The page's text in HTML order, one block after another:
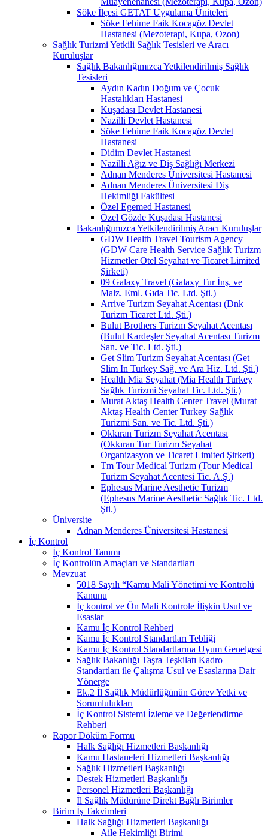
Söke İlçesi GETAT Uygulama Üniteleri
Söke Fehime Faik Kocagöz Devlet
Hastanesi (Mezoterapi, Kupa, Ozon)
Sağlık Turizmi Yetkili Sağlık Tesisleri ve Aracı
Kuruluşlar
Sağlık Bakanlığımızca Yetkilendirilmiş Sağlık
Tesisleri
Aydın Kadın Doğum ve Çocuk
Hastalıkları Hastanesi
Kuşadası Devlet Hastanesi
Nazilli Devlet Hastanesi
Söke Fehime Faik Kocagöz Devlet
Hastanesi
Didim Devlet Hastanesi
Nazilli Ağız ve Diş Sağlığı Merkezi
Adnan Menderes Üniversitesi Hastanesi
Adnan Menderes Üniversitesi Diş
Hekimliği Fakültesi
Özel Egemed Hastanesi
Özel Gözde Kuşadası Hastanesi
Bakanlığımızca Yetkilendirilmiş Aracı Kuruluşlar
GDW Health Travel Tourism Agency
(GDW Care Health Service Sağlık Turizm
Hizmetler Otel Seyahat ve Ticaret Limited
Şirketi)
09 Galaxy Travel (Galaxy Tur İnş. ve
Malz. Eml. Gıda Tic. Ltd. Şti.)
Arrive Turizm Seyahat Acentası (Dnk
Turizm Ticaret Ltd. Şti.)
Bulut Brothers Turizm Seyahat Acentası
(Bulut Kardeşler Seyahat Acentası Turizm
San. ve Tic. Ltd. Şti.)
Get Slim Turizm Seyahat Acentası (Get
Slim In Turkey Sağ. ve Ara Hiz. Ltd. Şti.)
Health Mia Seyahat (Mia Health Turkey
Sağlık Turizmi Seyahat Tic. Ltd. Şti.)
Murat Aktaş Health Center Travel (Murat
Aktaş Health Center Turkey Sağlık
Turizmi San. ve Tic. Ltd. Şti.)
Okkıran Turizm Seyahat Acentası
(Okkıran Tur Turizm Seyahat
Organizasyon ve Ticaret Limited Şirketi)
Tm Tour Medical Turizm (Tour Medical
Turizm Seyahat Acentesi Tic. A.Ş.)
Ephesus Marine Aesthetic Turizm
(Ephesus Marine Aesthetic Sağlık Tic. Ltd.
Şti.)
Üniversite
Adnan Menderes Üniversitesi Hastanesi
İç Kontrol
İç Kontrol Tanımı
İç Kontrolün Amaçları ve Standartları
Mevzuat
5018 Sayılı “Kamu Mali Yönetimi ve Kontrolü
Kanunu
İç kontrol ve Ön Mali Kontrole İlişkin Usul ve
Esaslar
Kamu İç Kontrol Rehberi
Kamu İç Kontrol Standartları Tebliği
Kamu İç Kontrol Standartlarına Uyum Genelgesi
Sağlık Bakanlığı Taşra Teşkilatı Kadro
Standartları ile Çalışma Usul ve Esaslarına Dair
Yönerge
Ek.2 İl Sağlık Müdürlüğünün Görev Yetki ve
Sorumlulukları
İç Kontrol Sistemi İzleme ve Değerlendirme
Rehberi
Rapor Döküm Formu
Halk Sağlığı Hizmetleri Başkanlığı
Kamu Hastaneleri Hizmetleri Başkanlığı
Sağlık Hizmetleri Başkanlığı
Destek Hizmetleri Başkanlığı
Personel Hizmetleri Başkanlığı
İl Sağlık Müdürüne Direkt Bağlı Birimler
Birim İş Takvimleri
Halk Sağlığı Hizmetleri Başkanlığı
Aile Hekimliği Birimi